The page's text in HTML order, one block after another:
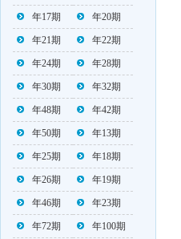
年17期 年20期
年21期 年22期
年24期 年28期
年30期 年32期
年48期 年42期
年50期 年13期
年25期 年18期
年26期 年19期
年46期 年23期
年72期 年100期